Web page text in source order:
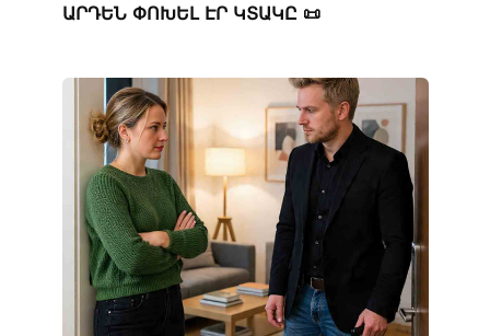
ԱՐԴԵՆ ՓՈԽԵԼ ԷՐ ԿՏԱԿԸ 📜